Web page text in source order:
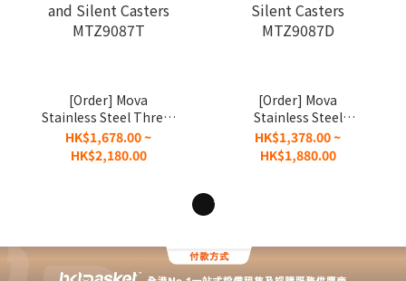
[Order] Mova
Stainless Steel Three-
Tier Handcart with
Double Curved Handle
and Silent Casters
HK$1,678.00 ~
HK$2,180.00
[Order] Mova
Stainless Steel
Double-Curved
Handle Double-Deck
Trolley with Silent
HK$1,378.00 ~
HK$1,880.00
1